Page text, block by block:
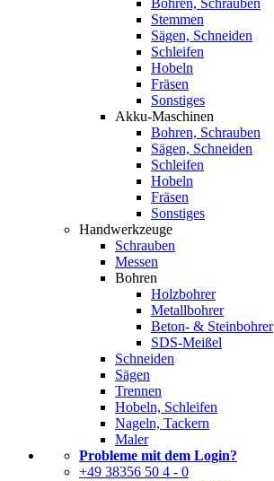
Bohren, Schrauben
Stemmen
Sägen, Schneiden
Schleifen
Hobeln
Fräsen
Sonstiges
Akku-Maschinen
Bohren, Schrauben
Sägen, Schneiden
Schleifen
Hobeln
Fräsen
Sonstiges
Handwerkzeuge
Schrauben
Messen
Bohren
Holzbohrer
Metallbohrer
Beton- & Steinbohrer
SDS-Meißel
Schneiden
Sägen
Trennen
Hobeln, Schleifen
Nageln, Tackern
Maler
Probleme mit dem Login?
+49 38356 50 4 - 0